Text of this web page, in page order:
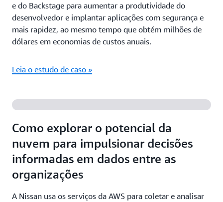
e do Backstage para aumentar a produtividade do
desenvolvedor e implantar aplicações com segurança e
mais rapidez, ao mesmo tempo que obtém milhões de
dólares em economias de custos anuais.
Leia o estudo de caso »
Como explorar o potencial da
nuvem para impulsionar decisões
informadas em dados entre as
organizações
A Nissan usa os serviços da AWS para coletar e analisar